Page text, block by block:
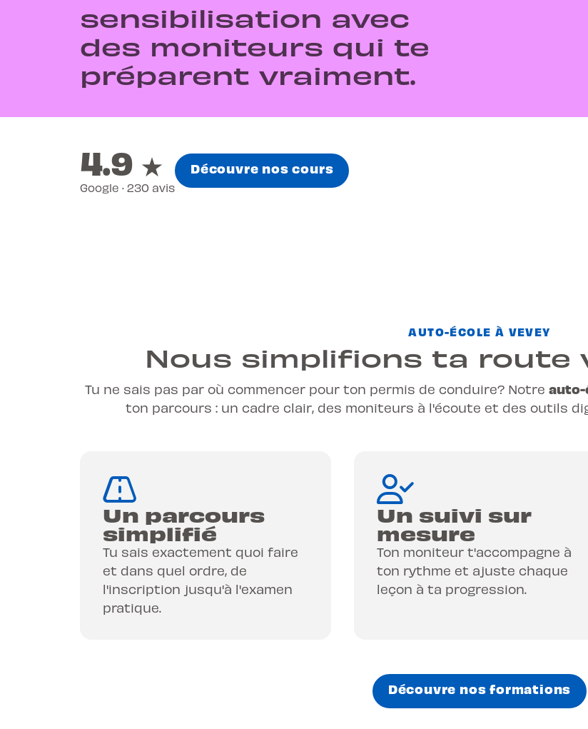
sensibilisation avec
des moniteurs qui te
préparent vraiment.
4.9 ★
Google · 230 avis
Découvre nos cours
AUTO-ÉCOLE À VEVEY
Nous simplifions ta route
Tu ne sais pas par où commencer pour ton permis de conduire? Notre auto-
ton parcours : un cadre clair, des moniteurs à l'écoute et des outils
Un parcours
simplifié
Tu sais exactement quoi faire
et dans quel ordre, de
l'inscription jusqu'à l'examen
pratique.
Un suivi sur
mesure
Ton moniteur t'accompagne à
ton rythme et ajuste chaque
leçon à ta progression.
Découvre nos formations